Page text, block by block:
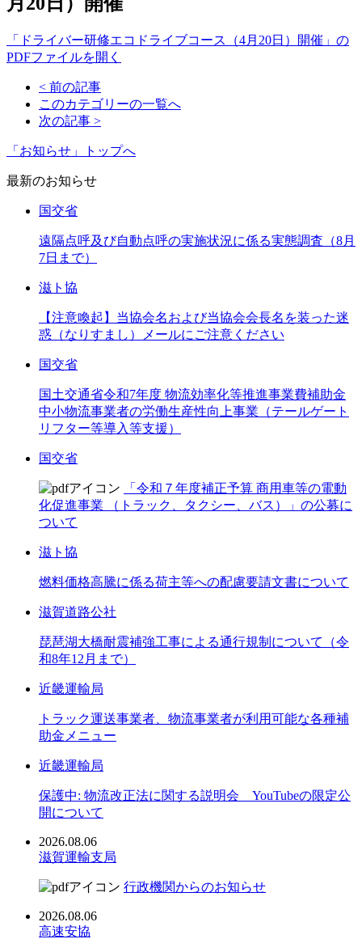
「ドライバー研修エコドライブコース（4月20日）開催」の
PDFファイルを開く
< 前の記事
このカテゴリーの一覧へ
次の記事 >
「お知らせ」トップへ
最新のお知らせ
国交省
遠隔点呼及び自動点呼の実施状況に係る実態調査（8月
7日まで）
滋ト協
【注意喚起】当協会名および当協会会長名を装った迷
惑（なりすまし）メールにご注意ください
国交省
国土交通省令和7年度 物流効率化等推進事業費補助金
中小物流事業者の労働生産性向上事業（テールゲート
リフター等導入等支援）
国交省
「令和７年度補正予算 商用車等の電動
化促進事業 （トラック、タクシー、バス）」の公募に
ついて
滋ト協
燃料価格高騰に係る荷主等への配慮要請文書について
滋賀道路公社
琵琶湖大橋耐震補強工事による通行規制について（令
和8年12月まで）
近畿運輸局
トラック運送事業者、物流事業者が利用可能な各種補
助金メニュー
近畿運輸局
保護中: 物流改正法に関する説明会 YouTubeの限定公
開について
2026.08.06
滋賀運輸支局
行政機関からのお知らせ
2026.08.06
高速安協